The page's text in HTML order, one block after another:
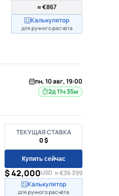
≈ €867
Калькулятор
для ручного расчёта
пн, 10 авг, 19:00
2д 11ч 35м
ТЕКУЩАЯ СТАВКА
0 $
Купить сейчас
$ 42,000USD ≈ €36 399
Калькулятор
для ручного расчёта